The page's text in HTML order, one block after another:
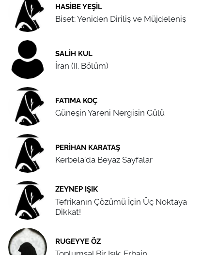
HASIBE YEŞIL
Biset; Yeniden Diriliş ve Müjdeleniş
SALIH KUL
İran (II. Bölüm)
FATIMA KOÇ
Güneşin Yareni Nergisin Gülü
PERIHAN KARATAŞ
Kerbela'da Beyaz Sayfalar
ZEYNEP IŞIK
Tefrikanın Çözümü İçin Üç Noktaya
Dikkat!
RUGEYYE ÖZ